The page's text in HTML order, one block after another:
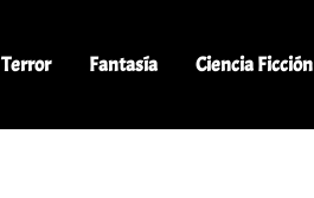
Terror Fantasía Ciencia Ficción